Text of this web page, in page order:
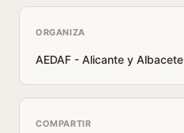
ORGANIZA
AEDAF - Alicante y Albacete
COMPARTIR